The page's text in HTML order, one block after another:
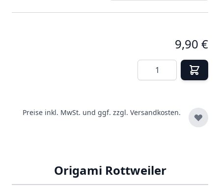
9,90 €
Menge
Preise inkl. MwSt. und ggf. zzgl. Versandkosten.
Origami Rottweiler